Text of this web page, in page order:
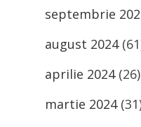
septembrie
august 2024
aprilie 2024(26)
martie 2024